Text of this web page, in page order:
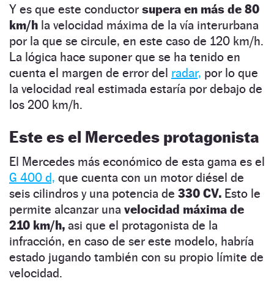
Y es que este conductor supera en más de 80
km/h la velocidad máxima de la vía interurbana
por la que se circule, en este caso de 120 km/h.
La lógica hace suponer que se ha tenido en
cuenta el margen de error del radar, por lo que
la velocidad real estimada estaría por debajo de
los 200 km/h.
Este es el Mercedes protagonista
El Mercedes más económico de esta gama es el
G 400 d, que cuenta con un motor diésel de
seis cilindros y una potencia de 330 CV. Esto le
permite alcanzar una velocidad máxima de
210 km/h, asi que el protagonista de la
infracción, en caso de ser este modelo, habría
estado jugando también con su propio límite de
velocidad.